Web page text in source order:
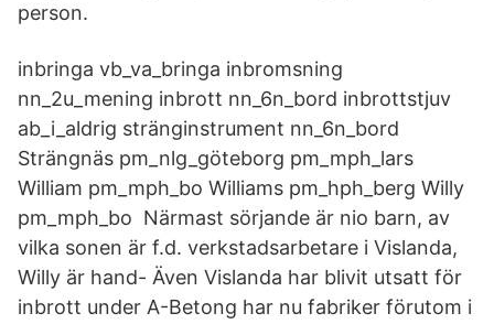
person.
inbringa vb_va_bringa inbromsning
nn_2u_mening inbrott nn_6n_bord inbrottstjuv
ab_i_aldrig stränginstrument nn_6n_bord
Strängnäs pm_nlg_göteborg pm_mph_lars
William pm_mph_bo Williams pm_hph_berg Willy
pm_mph_bo Närmast sörjande är nio barn, av
vilka sonen är f.d. verkstadsarbetare i Vislanda,
Willy är hand- Även Vislanda har blivit utsatt för
inbrott under A-Betong har nu fabriker förutom i